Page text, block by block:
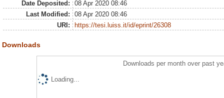
Date Deposited:
08 Apr 2020 08:46
Last Modified:
08 Apr 2020 08:46
URI:
https://tesi.luiss.it/id/eprint/26308
Downloads
Downloads per month over past
Loading...